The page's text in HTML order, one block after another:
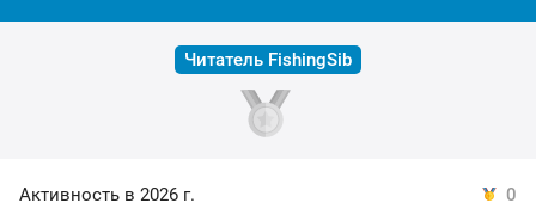
Читатель FishingSib
Активность в 2026 г.
0